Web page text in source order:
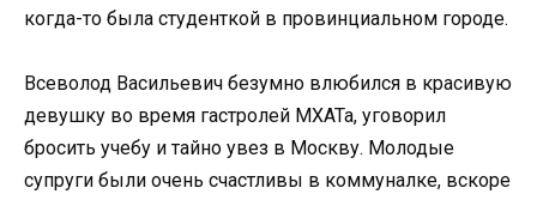
когда-то была студенткой в провинциальном городе.
Всеволод Васильевич безумно влюбился в красивую
девушку во время гастролей МХАТа, уговорил
бросить учебу и тайно увез в Москву. Молодые
супруги были очень счастливы в коммуналке, вскоре